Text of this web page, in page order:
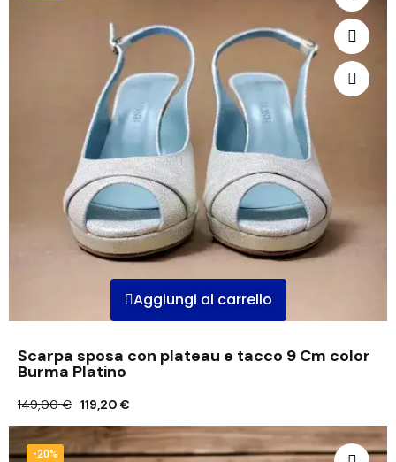
Aggiungi al carrello
Scarpa sposa con plateau e tacco 9 Cm color
Burma Platino
149,00 € 119,20 €
-20%